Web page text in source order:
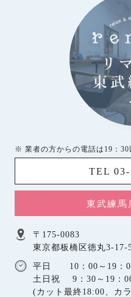
※ 業者の方からの電話は19：30
TEL
東武練馬
〒175-0083
東京都板橋区徳丸3-
平日 10：00～19：
土日祝 9：30～19：
(カット最終18:00、カ